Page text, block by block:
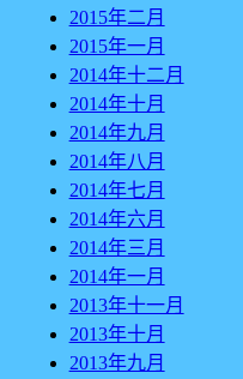
2015年二月
2015年一月
2014年十二月
2014年十月
2014年九月
2014年八月
2014年七月
2014年六月
2014年三月
2014年一月
2013年十一月
2013年十月
2013年九月